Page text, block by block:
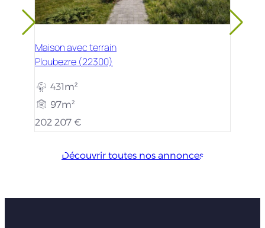
Maison avec terrain
Ploubezre (22300)
431m²
97m²
202 207 €
Découvrir toutes nos annonces